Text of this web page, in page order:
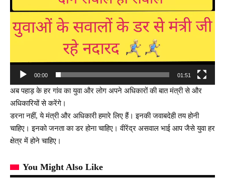
00:00 01:51
अब पहाड़ के हर गांव का युवा और लोग अपने अधिकारों की बात मंत्री से और
अधिकारियों से करेंगे।
डरना नहीं, ये मंत्री और अधिकारी हमारे लिए हैं। इनकी जवाबदेही तय होनी
चाहिए। इनको जनता का डर होना चाहिए। वीरेंद्र असवाल भाई आप जैसे युवा हर
क्षेत्र में होने चाहिए।
You Might Also Like